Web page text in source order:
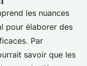
les nuances
pour élaborer des
Par
savoir que les